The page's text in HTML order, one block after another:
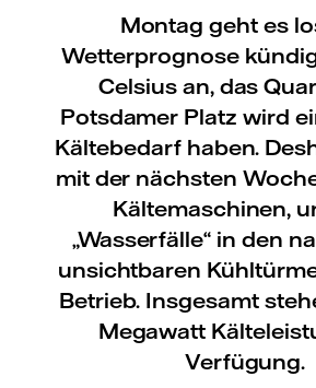
Montag geht es
Wetterprognose
Celsius an, das
Potsdamer Platz wird
Kältebedarf haben.
mit der nächsten
Kältemaschinen,
„Wasserfälle“ in den
unsichtbaren
Betrieb. Insgesamt
Megawatt
Verfügung.